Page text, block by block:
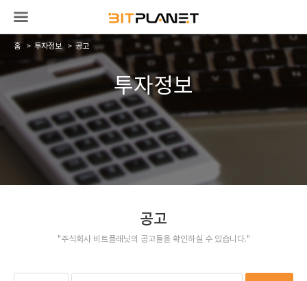
홈 투자정보 공고
투자정보
공고
"주식회사 비트플래닛의 공고들을 확인하실 수 있습니다."